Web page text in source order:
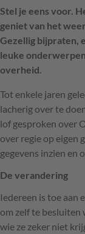
Stel je eens voor.
geniet van het
Gezellig bijpraten,
leuke
overheid.
Tot enkele jaren
lacherig over te
lof gesproken over
over regie op eigen
gegevens inzien en
De verandering
Iedereen is toe aan
om zelf te besluiten
wie ze zeker niet